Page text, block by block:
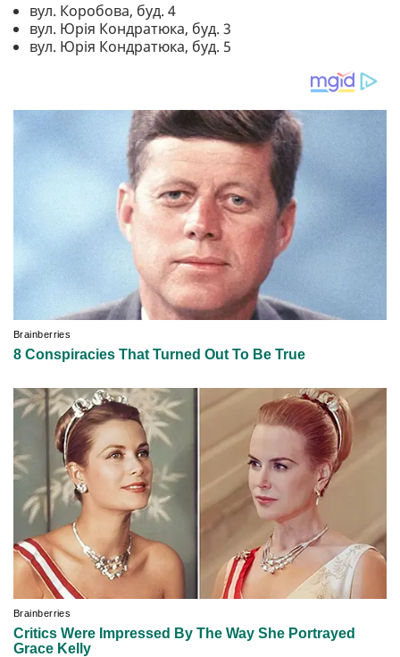
вул. Коробова, буд. 4
вул. Юрія Кондратюка, буд. 3
вул. Юрія Кондратюка, буд. 5